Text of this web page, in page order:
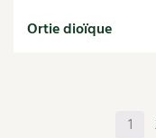
Optimiser l'espace
Ortie dioïque
1